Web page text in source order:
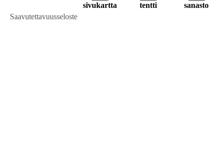
sivukartta tentti
sanasto
Saavutettavuusseloste